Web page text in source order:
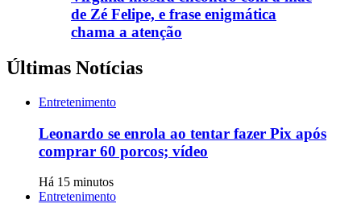
de Zé Felipe, e frase enigmática
chama a atenção
Últimas Notícias
Entretenimento
Leonardo se enrola ao tentar fazer Pix após
comprar 60 porcos; vídeo
Há 15 minutos
Entretenimento